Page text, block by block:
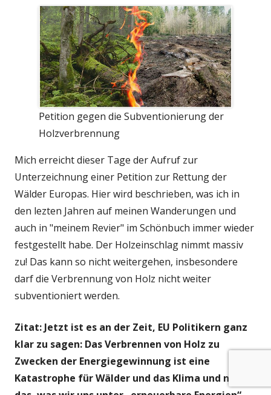
Petition gegen die Subventionierung der
Holzverbrennung
Mich erreicht dieser Tage der Aufruf zur
Unterzeichnung einer Petition zur Rettung der
Wälder Europas. Hier wird beschrieben, was ich in
den lezten Jahren auf meinen Wanderungen und
auch in "meinem Revier" im Schönbuch immer wieder
festgestellt habe. Der Holzeinschlag nimmt massiv
zu! Das kann so nicht weitergehen, insbesondere
darf die Verbrennung von Holz nicht weiter
subventioniert werden.
Zitat: Jetzt ist es an der Zeit, EU Politikern ganz
klar zu sagen: Das Verbrennen von Holz zu
Zwecken der Energiegewinnung ist eine
Katastrophe für Wälder und das Klima und nicht